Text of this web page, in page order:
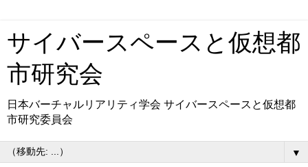
サイバースペースと仮想都
市研究会
日本バーチャルリアリティ学会 サイバースペースと仮想都
市研究委員会
▼